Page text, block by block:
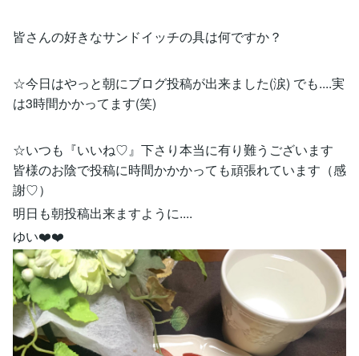
皆さんの好きなサンドイッチの具は何ですか？
☆今日はやっと朝にブログ投稿が出来ました(涙) でも....実
は3時間かかってます(笑)
☆いつも『いいね♡』下さり本当に有り難うございます
皆様のお陰で投稿に時間かかかっても頑張れています（感
謝♡）
明日も朝投稿出来ますように....
ゆい❤️❤️